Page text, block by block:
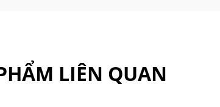
LIÊN QUAN